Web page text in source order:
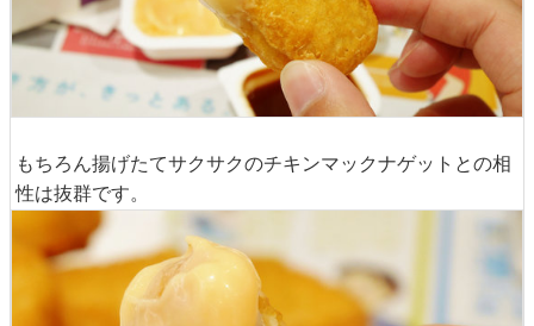
もちろん揚げたてサクサクのチキンマックナゲットとの相
性は抜群です。